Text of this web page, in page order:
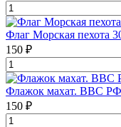
Флаг Морская пехота
150 ₽
Флажок махат. ВВС
150 ₽